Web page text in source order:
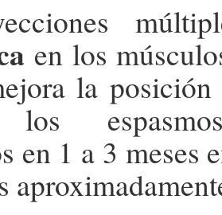
en los
la
los
en 1 a 3 meses